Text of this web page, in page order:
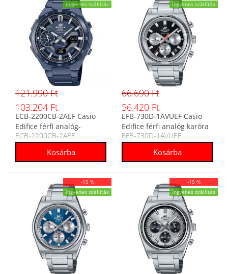
ingyenes szállítás
121.990 Ft
103.204 Ft
ECB-2200CB-2AEF Casio
Edifice férfi analóg-
digitális karóra
ECB-2200CB-2AEF
ingyenes szállítás
66.690 Ft
56.420 Ft
EFB-730D-1AVUEF Casio
Edifice férfi analóg karóra
EFB-730D-1AVUEF
-15 %
ingyenes szállítás
-15 %
ingyenes szállítás